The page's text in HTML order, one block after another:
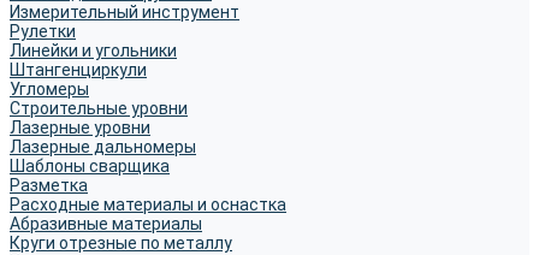
Измерительный инструмент
Рулетки
Линейки и угольники
Штангенциркули
Угломеры
Строительные уровни
Лазерные уровни
Лазерные дальномеры
Шаблоны сварщика
Разметка
Расходные материалы и оснастка
Абразивные материалы
Круги отрезные по металлу